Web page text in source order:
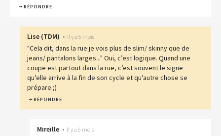
RÉPONDRE
Lise (TDM) • Il y a 5 mois
"Cela dit, dans la rue je vois plus de slim/ skinny que de
jeans/ pantalons larges..." Oui, c’est logique. Quand une
coupe est partout dans la rue, c’est souvent le signe
qu’elle arrive à la fin de son cycle et qu’autre chose se
prépare ;)
RÉPONDRE
Mireille • Il y a 5 mois